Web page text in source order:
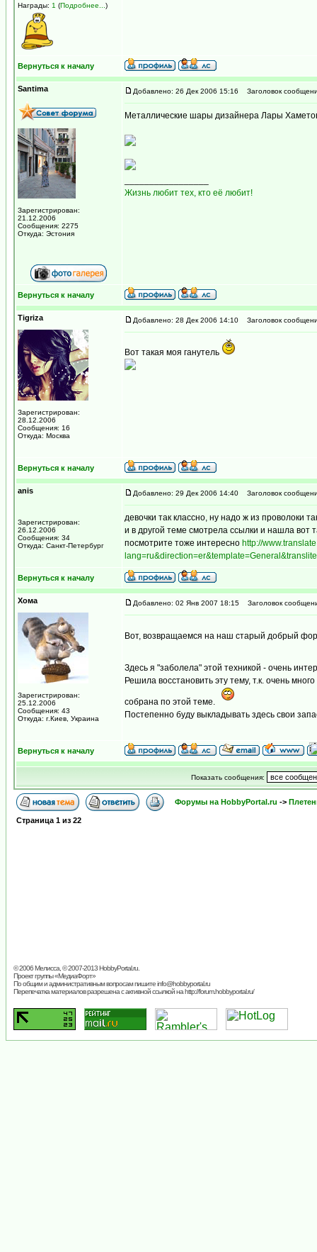
Награды: 1 (Подробнее... )
Вернуться к началу
Santima
Зарегистрирован:
21.12.2006
Сообщения: 2275
Откуда: Эстония
Добавлено: 26 Дек 2006 15:16 Заголовок
Металлические шары дизайнера Лары
Жизнь любит тех, кто её любит!
Вернуться к началу
Tigriza
Зарегистрирован:
28.12.2006
Сообщения: 16
Откуда: Москва
Добавлено: 28 Дек 2006 14:10 Заголовок
Вот такая моя ганутель
Вернуться к началу
anis
Зарегистрирован:
26.12.2006
Сообщения: 34
Откуда: Санкт-Петербург
Добавлено: 29 Дек 2006 14:40 Заголовок
девочки так классно, ну надо ж из проволоки
и в другой теме смотрела ссылки и нашла вот
посмотрите тоже интересно http://
Вернуться к началу
Хома
Зарегистрирован:
25.12.2006
Сообщения: 43
Откуда: г.Киев, Украина
Добавлено: 02 Янв 2007 18:15 Заголовок
Вот, возвращаемся на наш старый добрый
Здесь я "заболела" этой техникой - очень
Решила восстановить эту тему, т.к. очень
собрана по этой теме.
Постепенно буду выкладывать здесь свои
Вернуться к началу
Показать сообщения:
Форумы на HobbyPortal.ru ->
Страница 1 из 22
© 2006 Мелисса, © 2007-2013HobbyPortal.ru
Проект группы «МедиаФорт»
По общим и административным вопросам пишитеinfo@hobbyportal.ru
Перепечатка материалов разрешена с активной ссылкой на http://forum.hobbyportal.ru/